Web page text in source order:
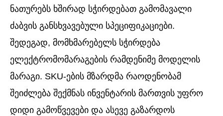
ნათურებს ხშირად სჭირდებათ გამომავალი
ძაბვის განსხვავებული სპეციფიკაციები.
შედეგად, მომხმარებელს სჭირდება
ელექტრომომარაგების რამდენიმე მოდელის
მარაგი. SKU-ების მზარდმა რაოდენობამ
შეიძლება შექმნას ინვენტარის მართვის უფრო
დიდი გამოწვევები და ასევე გაზარდოს